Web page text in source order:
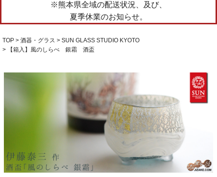
※熊本県全域の配送状況、及び、
夏季休業のお知らせ。
TOP 酒器・グラス
SUN GLASS STUDIO KYOTO
【箱入】風のしらべ 銀霜 酒盃